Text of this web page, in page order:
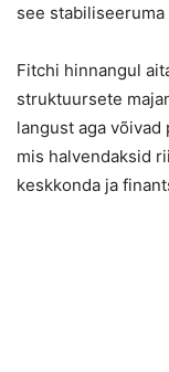
see stabiliseeruma
Fitchi hinnangul
struktuursete
langust aga
mis halvendaksid
keskkonda ja